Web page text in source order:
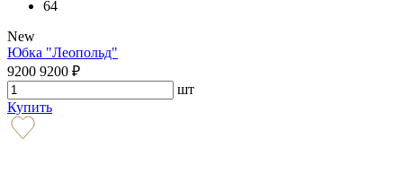
64
New
Юбка "Леопольд"
9200 9200 ₽
шт
Купить